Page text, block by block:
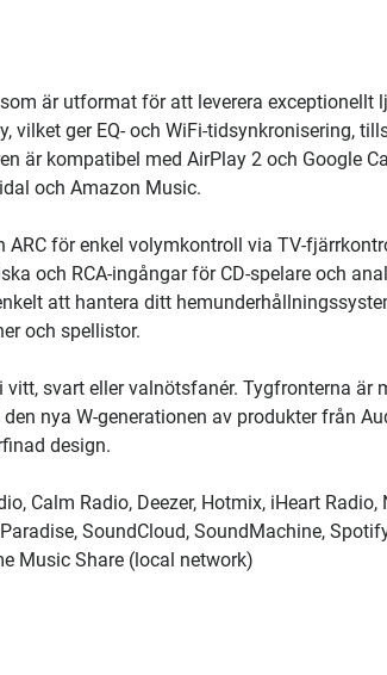
är utformat för att leverera exceptionellt
ger EQ- och WiFi-tidsynkronisering,
är kompatibel med AirPlay 2 och Google
och Amazon Music.
för enkel volymkontroll via TV-
och RCA-ingångar för CD-spelare och
att hantera ditt
och spellistor.
svart eller valnötsfanér. Tygfronterna är
nya W-generationen av produkter från
design.
Calm Radio, Deezer, Hotmix, iHeart Radio,
SoundCloud, SoundMachine,
Music Share (local network)